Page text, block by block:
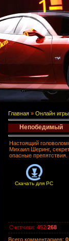
Главная » Онлайн игры
Непобедимый
Настоящий
Михаил Шеринг,
опасные
Скачать для PC
Счетчики: 452/268
Всего комментариев: 0